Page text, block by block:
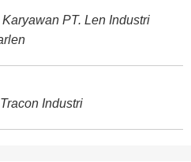
PT. Len Industri
Industri